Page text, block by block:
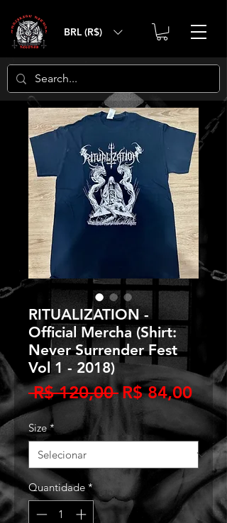
BRL (R$)
RITUALIZATION -
Official Mercha (Shirt:
Never Surrender Fest
Vol 1 - 2018)
R$ 120,00 Preço
normal
R$ 84,00Preço
Size *
Quantidade *